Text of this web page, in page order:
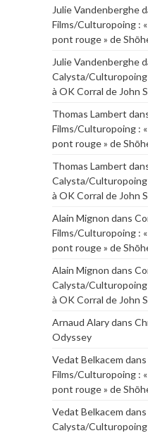
Julie Vandenberghe
Films/Culturopoing :
pont rouge » de
Julie Vandenberghe
Calysta/
à OK Corral de John
Thomas Lambert
Films/Culturopoing :
pont rouge » de
Thomas Lambert
Calysta/
à OK Corral de John
Alain Mignon dans
Films/Culturopoing :
pont rouge » de
Alain Mignon dans
Calysta/
à OK Corral de John
Arnaud Alarydans
Odyssey
Vedat Belkacem dans
Films/Culturopoing :
pont rouge » de
Vedat Belkacem dans
Calysta/